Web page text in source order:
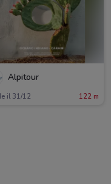
Alpitour
il 31/12 122 m